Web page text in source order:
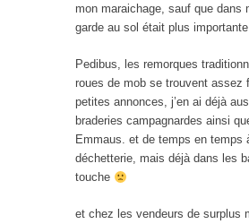
mon maraichage, sauf que dans
garde au sol était plus importante
Pedibus, les remorques
roues de mob se trouvent assez
petites annonces, j’en ai déjà
braderies campagnardes ainsi
Emmaus. et de temps en temps
déchetterie, mais déjà dans les
touche
et chez les vendeurs de surplus